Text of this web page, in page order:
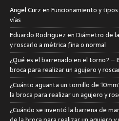
Angel CurzenFuncionamiento y
vías
Eduardo RodriguezenDiámetro de
y roscarlo a métrica fina o normal
¿Qué es el barrenado en el torno? –
broca para realizar un agujero y
¿Cuánto aguanta un tornillo de
la broca para realizar un agujero y
¿Cuándo se inventó la barrena de